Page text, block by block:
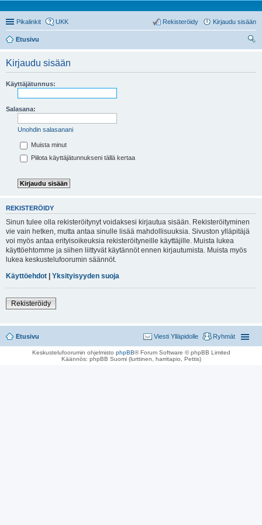
Pikalinkit UKK Kirjaudu sisään
Rekisteröidy
Etusivu
Kirjaudu sisään
Käyttäjätunnus:
Salasana:
Unohdin salasanani
Muista minut
Piilota käyttäjätunnukseni tällä kertaa
REKISTERÖIDY
Sinun tulee olla rekisteröitynyt voidaksesi kirjautua sisään. Rekisteröityminen
vie vain hetken, mutta antaa sinulle lisää mahdollisuuksia. Sivuston ylläpitäjä
voi myös antaa erityisoikeuksia rekisteröityneille käyttäjille. Muista lukea
käyttöehtomme ja siihen liittyvät käytännöt ennen kirjautumista. Muista myös
lukea keskustelufoorumin säännöt.
Käyttöehdot | Yksityisyyden suoja
Rekisteröidy
Etusivu Ryhmät
Viesti Ylläpidolle
Keskustelufoorumin ohjelmisto phpBB® Forum Software © phpBB Limited
Käännös: phpBB Suomi (lurttinen, harritapio, Pettis)